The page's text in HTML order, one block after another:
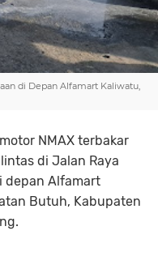
di Depan Alfamart Kaliwatu,
NMAX terbakar
di Jalan Raya
depan Alfamart
Butuh, Kabupaten